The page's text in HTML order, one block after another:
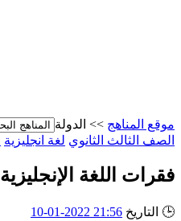
موقع المناهج >> الدولة
الصف الثالث الثانوي لغة انجليزية
فقرات اللغة الإنجليزية
🕒 التاريخ 21:56 2022-01-10